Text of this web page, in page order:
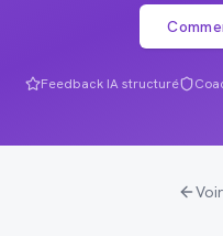
Feedback IA structuré